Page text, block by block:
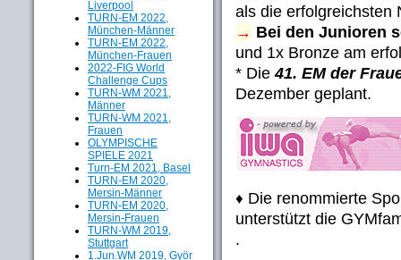
Liverpool
TURN-EM 2022,
München-Männer
TURN-EM 2022,
München-Frauen
2022-FIG World
Challenge Cups
TURN-WM 2021,
Männer
TURN-WM 2021,
Frauen
OLYMPISCHE
SPIELE 2021
Turn-EM 2021, Basel
TURN-EM 2020,
Mersin-Männer
TURN-EM 2020,
Mersin-Frauen
TURN-WM 2019,
Stuttgart
1.Jun.WM 2019, Györ
als die erfolgreichsten
→ Bei den Junioren
und 1x Bronze am
* Die41. EM der
Dezember geplant.
♦ Die renommierte
unterstützt die
.